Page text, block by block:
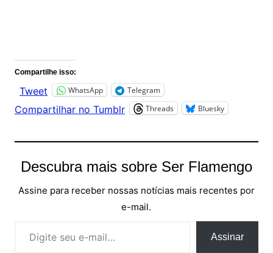
Compartilhe isso:
Tweet WhatsApp Telegram
Compartilhar no Tumblr Threads Bluesky
Descubra mais sobre Ser Flamengo
Assine para receber nossas notícias mais recentes por
e-mail.
Assinar